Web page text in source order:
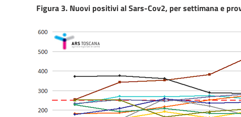
Figura 3. Nuovi positivi al Sars-Cov2, per settimana e